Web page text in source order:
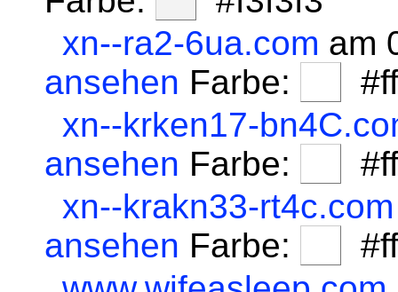
xn--ra2-6ua.com am
ansehen Farbe:
xn--krken17-
ansehen Farbe:
xn--krakn33-rt4c.com
ansehen Farbe: